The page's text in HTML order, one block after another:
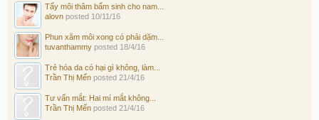
Tẩy môi thâm bẩm sinh cho nam...
alovn posted 10/11/16
Phun xăm môi xong có phải dặm...
tuvanthammy posted 18/4/16
Trẻ hóa da có hại gì không, làm...
Trần Thị Mến posted 21/4/16
Tư vấn mắt: Hai mí mắt không...
Trần Thị Mến posted 21/4/16